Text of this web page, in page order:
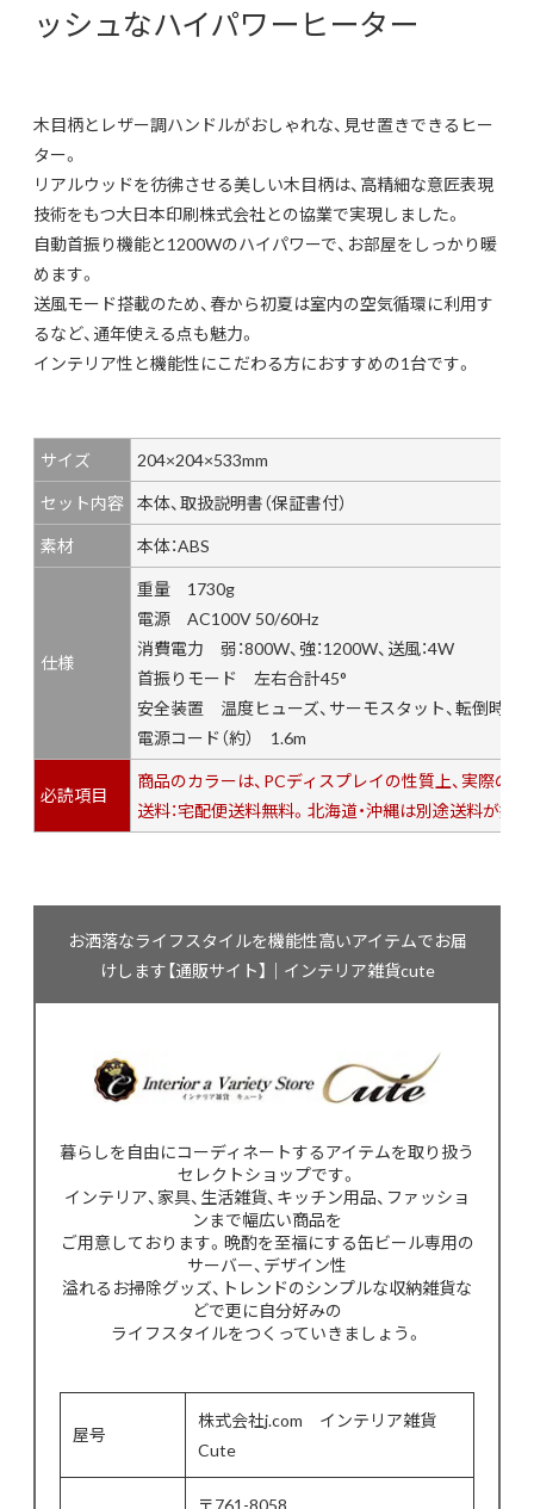
ッシュなハイパワーヒーター
木目柄とレザー調ハンドルがおしゃれな、見せ置きできるヒー
ター。
リアルウッドを彷彿させる美しい木目柄は、高精細な意匠表現
技術をもつ大日本印刷株式会社との協業で実現しました。
自動首振り機能と1200Wのハイパワーで、お部屋をしっかり暖
めます。
送風モード搭載のため、春から初夏は室内の空気循環に利用す
るなど、通年使える点も魅力。
インテリア性と機能性にこだわる方におすすめの1台です。
サイズ
204×204×533mm
セット内容 本体、取扱説明書（保証書付）
素材
本体：ABS
仕様
重量 1730g
電源 AC100V 50/60Hz
消費電力 弱：800W、強：1200W、送風：4W
首振りモード 左右合計45°
安全装置 温度ヒューズ、サーモスタット、転倒時運
電源コード（約） 1.6m
必読項目
商品のカラーは、PCディスプレイの性質上、実際の
送料：宅配便送料無料。北海道・沖縄は別途送料が掛
お洒落なライフスタイルを機能性高いアイテムでお届
けします【通販サイト】｜インテリア雑貨cute
暮らしを自由にコーディネートするアイテムを取り扱う
セレクトショップです。
インテリア、家具、生活雑貨、キッチン用品、ファッショ
ンまで幅広い商品を
ご用意しております。晩酌を至福にする缶ビール専用の
サーバー、デザイン性
溢れるお掃除グッズ、トレンドのシンプルな収納雑貨な
どで更に自分好みの
ライフスタイルをつくっていきましょう。
屋号
株式会社j.com インテリア雑貨
Cute